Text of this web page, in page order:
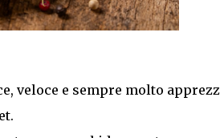
veloce e sempre molto